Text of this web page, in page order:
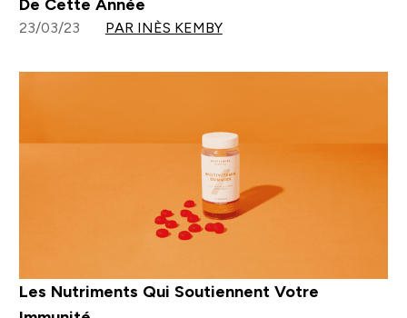
De Cette Année
23/03/23 PAR INÈS KEMBY
Les Nutriments Qui Soutiennent Votre